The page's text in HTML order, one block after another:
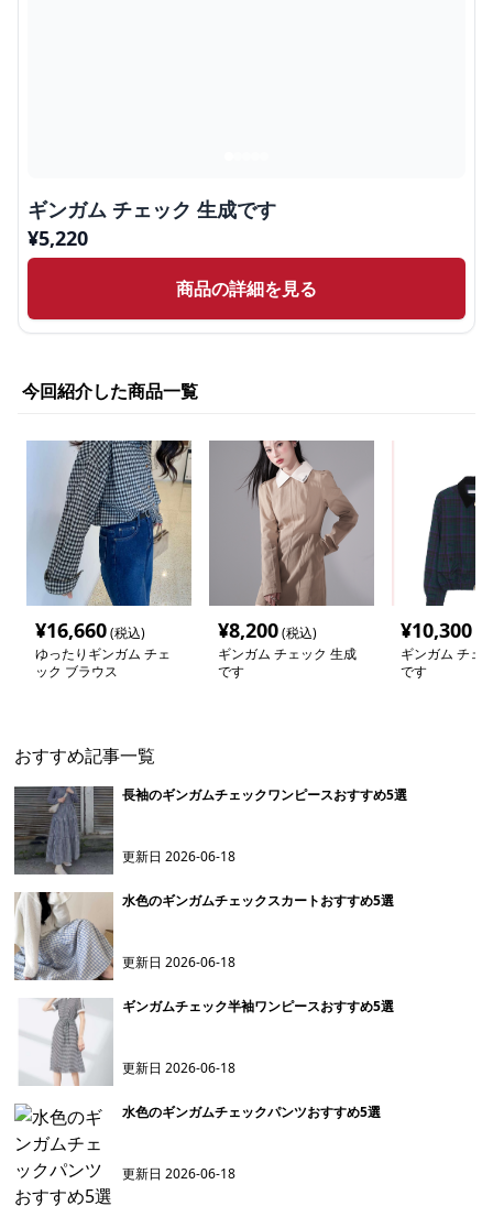
ギンガム チェック 生成です
¥5,220
商品の詳細を見る
今回紹介した商品一覧
¥16,660(税込)
ゆったりギンガム チェ
ック ブラウス
¥8,200(税込)
ギンガム チェック 生成
です
¥10,300
ギンガム チェ
です
おすすめ記事一覧
長袖のギンガムチェックワンピースおすすめ5選
更新日2026-06-18
水色のギンガムチェックスカートおすすめ5選
更新日2026-06-18
ギンガムチェック半袖ワンピースおすすめ5選
更新日2026-06-18
水色のギンガムチェックパンツおすすめ5選
更新日2026-06-18